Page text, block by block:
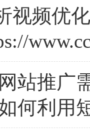
视频优
站推广
何利用